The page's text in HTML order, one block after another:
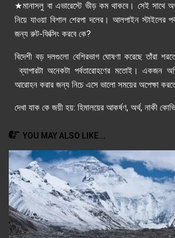
★মানাসলু বা এভারেস্টে ভীড় কম থাকবে। সেই সাথে
নিয়ে যাওয়া বিশাল শেরপা দলের। আলপাইন স্টাইলের
জন্য রুট-ফিক্সিং করবে কে?
বিদেশী বড় দলগুলো বেশিরভাগ ঘোষণা করেছে তাঁরা
ব্যাপারটা অনেকটা পর্বতারোহণের মতোই। একজন
আরোহন করার জন্য নিচে এসে ভালো সময়ের অপেক্ষা
দেখা যাক কে জয়ী হয়: হিমালয়ের আকর্ষণ, অর্থ, নাকী
YOU MAY ALSO LIKE...